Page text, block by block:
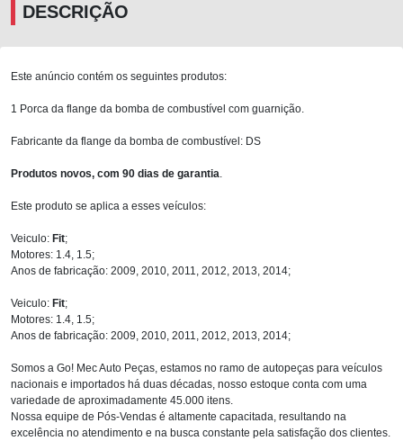
DESCRIÇÃO
Este anúncio contém os seguintes produtos:
1 Porca da flange da bomba de combustível com guarnição.
Fabricante da flange da bomba de combustível: DS
Produtos novos, com 90 dias de garantia
Este produto se aplica a esses veículos:
Veiculo: Fit;
Motores: 1.4, 1.5;
Anos de fabricação: 2009, 2010, 2011, 2012, 2013, 2014;
Veiculo: Fit;
Motores: 1.4, 1.5;
Anos de fabricação: 2009, 2010, 2011, 2012, 2013, 2014;
Somos a Go! Mec Auto Peças, estamos no ramo de autopeças para veículos
nacionais e importados há duas décadas, nosso estoque conta com uma
variedade de aproximadamente 45.000 itens.
Nossa equipe de Pós-Vendas é altamente capacitada, resultando na
excelência no atendimento e na busca constante pela satisfação dos clientes.